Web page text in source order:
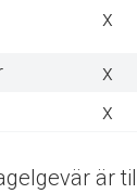
x
x
x
är